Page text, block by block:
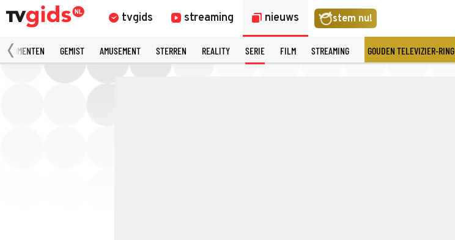
tvgids streaming nieuws stem nu!
GEMIST AMUSEMENT STERREN REALITY SERIE FILM STREAMING GOUDEN TELEVIZIER-RING